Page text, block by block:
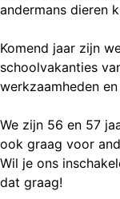
andermans dieren
Komend jaar zijn
schoolvakanties
werkzaamheden
We zijn 56 en 57
ook graag voor
Wil je ons